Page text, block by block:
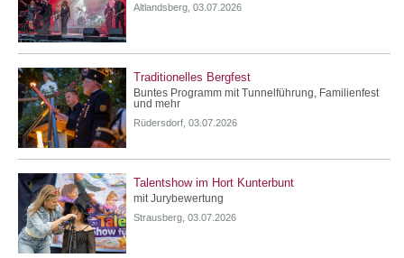
Altlandsberg, 03.07.2026
Traditionelles Bergfest
Buntes Programm mit Tunnelführung, Familienfest
und mehr
Rüdersdorf, 03.07.2026
Talentshow im Hort Kunterbunt
mit Jurybewertung
Strausberg, 03.07.2026